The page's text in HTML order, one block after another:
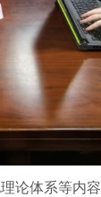
论体系等内